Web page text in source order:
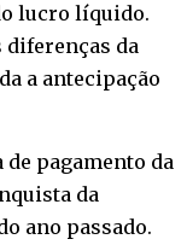
lucro líquido.
diferenças da
a antecipação
pagamento da
da
ano passado.